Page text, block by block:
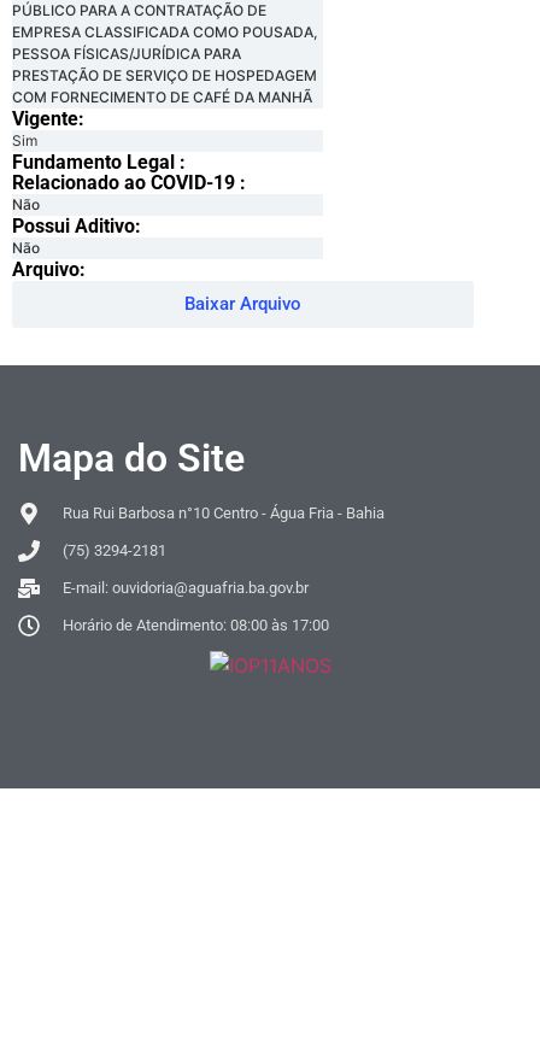
PÚBLICO PARA A CONTRATAÇÃO DE
EMPRESA CLASSIFICADA COMO POUSADA,
PESSOA FÍSICAS/JURÍDICA PARA
PRESTAÇÃO DE SERVIÇO DE HOSPEDAGEM
COM FORNECIMENTO DE CAFÉ DA MANHÃ
Vigente:
Sim
Fundamento Legal :​
Relacionado ao COVID-19 :​
Não
Possui Aditivo:​
Não
Arquivo:
Baixar Arquivo
Mapa do Site
Rua Rui Barbosa n°10 Centro - Água Fria - Bahia
(75) 3294-2181
E-mail: ouvidoria@aguafria.ba.gov.br
Horário de Atendimento: 08:00 às 17:00